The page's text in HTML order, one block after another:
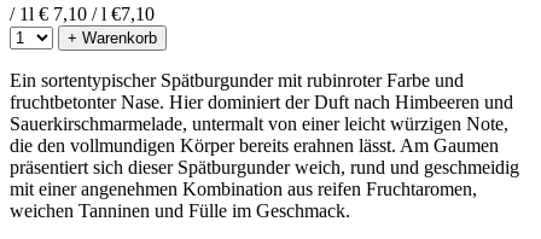
/ 1l € 7,10 / l €7,10
+ Warenkorb
Ein sortentypischer Spätburgunder mit rubinroter Farbe und
fruchtbetonter Nase. Hier dominiert der Duft nach Himbeeren und
Sauerkirschmarmelade, untermalt von einer leicht würzigen Note,
die den vollmundigen Körper bereits erahnen lässt. Am Gaumen
präsentiert sich dieser Spätburgunder weich, rund und geschmeidig
mit einer angenehmen Kombination aus reifen Fruchtaromen,
weichen Tanninen und Fülle im Geschmack.